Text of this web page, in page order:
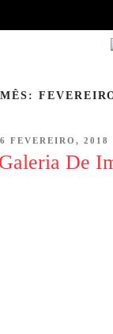
MÊS:
POSTED
6 FEVEREIRO, 2018
De